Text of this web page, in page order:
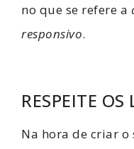
no que se refere a
responsivo.
RESPEITE OS
Na hora de criar